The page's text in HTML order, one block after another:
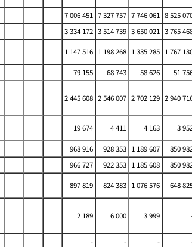
7 006 451 7 327 757 7 746 061 8 525
3 334 172 3 514 739 3 650 021 3 765
1 147 516 1 198 268 1 335 285 1 767
79 155 68 743 58 626
51
2 445 608 2 546 007 2 702 129 2 940
19 674 4 411 4 163
3
968 916 928 353 1 189 607
850
966 727 922 353 1 185 608
850
897 819 824 383 1 076 576
648
2 189 6 000 3 999
- - -